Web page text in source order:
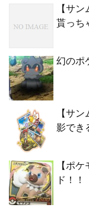
【サ
貰っち
幻のポ
【サ
影でき
【ポ
ド！！